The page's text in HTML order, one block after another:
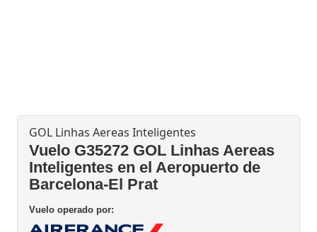
GOL Linhas Aereas Inteligentes
Vuelo G35272 GOL Linhas Aereas
Inteligentes en el Aeropuerto de
Barcelona-El Prat
Vuelo operado por: